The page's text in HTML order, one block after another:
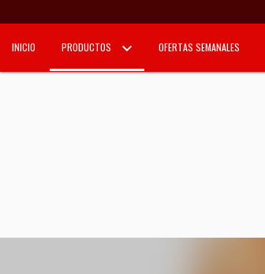
INICIO PRODUCTOS OFERTAS SEMANALES